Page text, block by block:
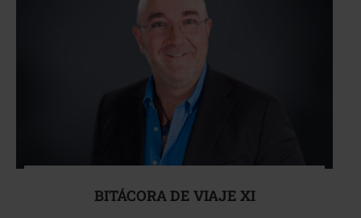
BITÁCORA DE VIAJE XI